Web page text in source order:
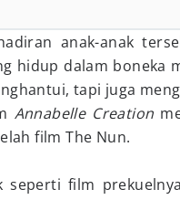
anak-anak
hidup dalam boneka
tapi juga
Annabelle Creation
film The Nun.
seperti film